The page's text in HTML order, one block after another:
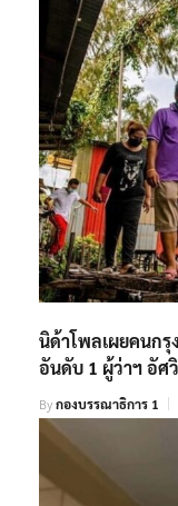
นิด้าโพลเผยคนกรุ
อันดับ 1 ผู้ว่าฯ อัศ
Byกองบรรณาธิการ 1